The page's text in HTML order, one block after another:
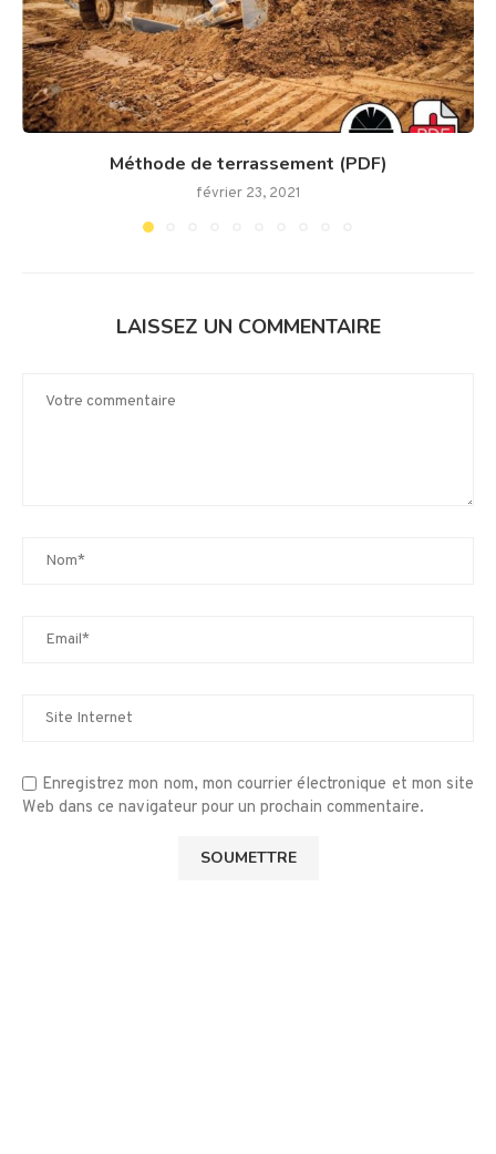
Méthode de terrassement (PDF)
février 23, 2021
LAISSEZ UN COMMENTAIRE
Enregistrez mon nom, mon courrier électronique et mon site
Web dans ce navigateur pour un prochain commentaire.